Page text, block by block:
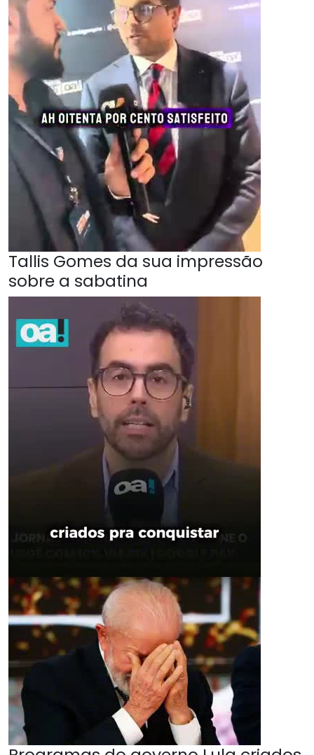
Tallis Gomes da sua impressão
sobre a sabatina